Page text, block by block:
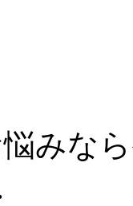
みな